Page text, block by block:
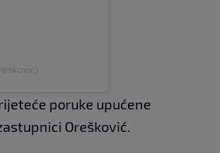
poruke upućene
Orešković.